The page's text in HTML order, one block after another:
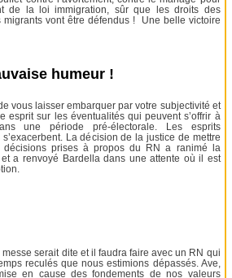
de la loi immigration, sûr que les droits des
migrants vont être défendus ! Une belle victoire
humeur !
vous laisser embarquer par votre subjectivité et
esprit sur les éventualités qui peuvent s’offrir à
une période pré-électorale. Les esprits
s’exacerbent. La décision de la justice de mettre
prises à propos du RN a ranimé la
a renvoyé Bardella dans une attente où il est
serait dite et il faudra faire avec un RN qui
reculés que nous estimions dépassés. Ave,
en cause des fondements de nos valeurs